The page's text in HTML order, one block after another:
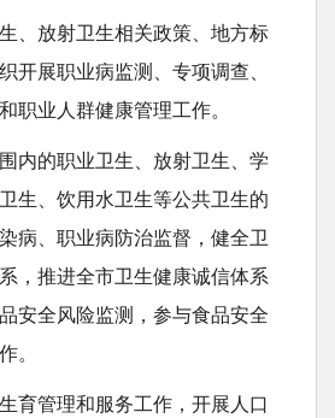
、放射卫生相关政策、地方标
开展职业病监测、专项调查、
职业人群健康管理工作。
内的职业卫生、放射卫生、学
生、饮用水卫生等公共卫生的
病、职业病防治监督，健全卫
，推进全市卫生健康诚信体系
安全风险监测，参与食品安全
。
育管理和服务工作，开展人口